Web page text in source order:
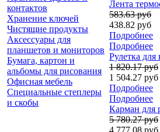
контактов
Хранение ключей
Чистящие продукты
Аксессуары для
планшетов и мониторов
Бумага, картон и
альбомы для рисования
Офисная мебель
Специальные степлеры
и скобы
Лента
583.63 руб
438.82 руб
Подробнее
Подробнее
Рулетка
1 820.17 руб
1 504.27 руб
Подробнее
Подробнее
Карман для
5 780.27 руб